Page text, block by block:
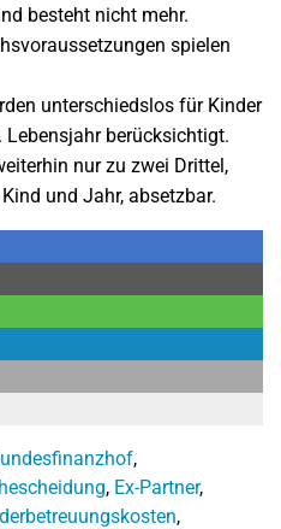
besteht nicht mehr.
spielen
unterschiedslos für Kinder
berücksichtigt.
nur zu zwei Drittel,
und Jahr, absetzbar.
,
, Ex-Partner,
,